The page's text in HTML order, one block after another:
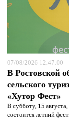
07/08/2026 12:47:00
В Ростовской
сельского
«Хутор Фест»
В субботу, 15
состоится летний